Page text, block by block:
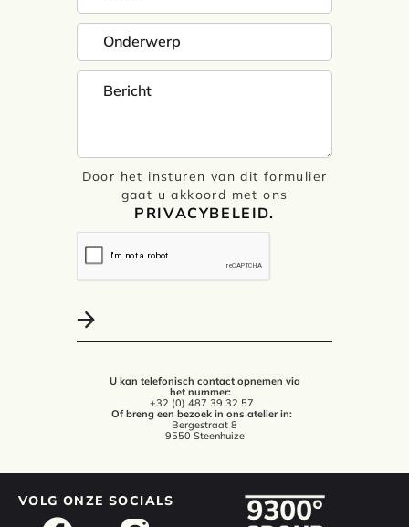
Door het insturen van dit formulier
gaat u akkoord met ons
PRIVACYBELEID.
U kan telefonisch contact opnemen via
het nummer:
+32 (0) 487 39 32 57
Of breng een bezoek in ons atelier in:
Bergestraat 8
9550 Steenhuize
VOLG ONZE SOCIALS